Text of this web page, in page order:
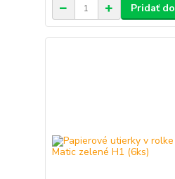
Pridať